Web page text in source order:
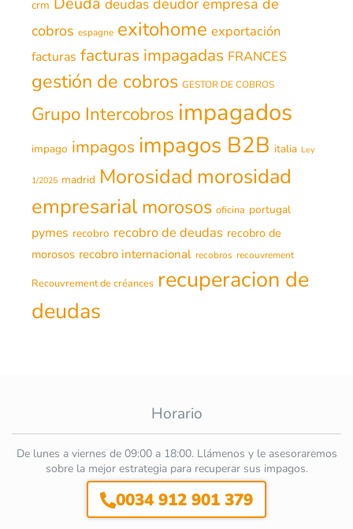
crm deudas deudor empresa de
cobros espagne exitohome exportación
facturas facturas impagadas FRANCES
gestión de cobros GESTOR DE COBROS
Grupo Intercobros impagados
impago impagos impagos B2B italia Ley
1/2025 madrid Morosidad morosidad
empresarialmorosos oficina portugal
pymes recobro recobro de deudas recobro de
morosos recobro internacional recobros recouvrement
Recouvrement de créances recuperacion de
deudas
Horario
De lunes a viernes de 09:00 a 18:00. Llámenos y le asesoraremos
sobre la mejor estrategia para recuperar sus impagos.
0034 912 901 379